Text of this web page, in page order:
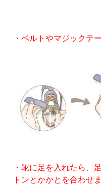
・ベルトやマジックテ
・靴に足を入れたら、
トンとかかとを合わせま